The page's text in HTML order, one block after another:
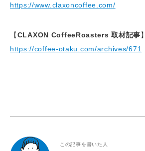
https://www.claxoncoffee.com/
【CLAXON CoffeeRoasters 取材記事】
https://coffee-otaku.com/archives/671
この記事を書いた人